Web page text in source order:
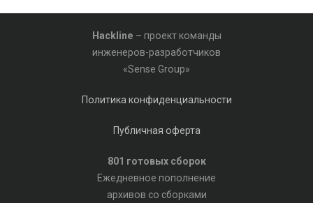
Hackline – проект команды
инженеров-разработчиков
«Sense Group»
Политика конфиденциальности
Публичная оферта
801 готовых сборок
Ежедневное пополнение
архивов со сборками